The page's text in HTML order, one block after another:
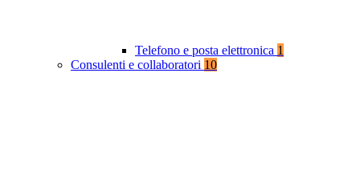
Telefono e posta elettronica 1
Consulenti e collaboratori 10